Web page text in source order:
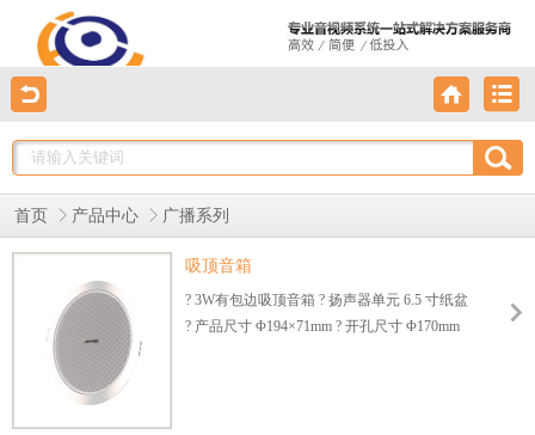
首页 产品中心 广播系列
吸顶音箱
? 3W有包边吸顶音箱 ? 扬声器单元 6.5 寸纸盆
? 产品尺寸 Φ194×71mm ? 开孔尺寸 Φ170mm